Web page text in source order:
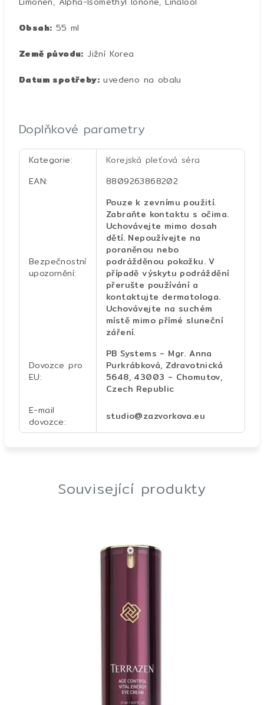
Obsah: 55 ml
Země původu: Jižní Korea
Datum spotřeby: uvedeno na obalu
Doplňkové parametry
Kategorie:
Korejská pleťová séra
EAN: 8809263868202
Bezpečnostní
upozornění:
Pouze k zevnímu použití.
Zabraňte kontaktu s očima.
Uchovávejte mimo dosah
dětí. Nepoužívejte na
poraněnou nebo
podrážděnou pokožku. V
případě výskytu podráždění
přerušte používání a
kontaktujte dermatologa.
Uchovávejte na suchém
místě mimo přímé sluneční
záření.
Dovozce pro
EU:
PB Systems - Mgr. Anna
Purkrábková, Zdravotnická
5648, 43003 - Chomutov,
Czech Republic
E-mail
dovozce: studio@zazvorkova.eu
Související produkty